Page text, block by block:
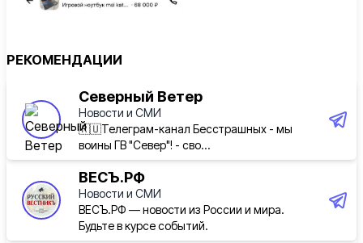
РЕКОМЕНДАЦИИ
Северный Ветер
Новости и СМИ
🇷🇺Телеграм-канал Бесстрашных - мы
воины ГВ "Север"! - сво...
ВЕСЪ.РФ
Новости и СМИ
ВЕСЪ.РФ — новости из России и мира.
Будьте в курсе событий.